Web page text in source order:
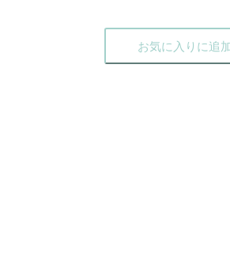
お気に入りに追